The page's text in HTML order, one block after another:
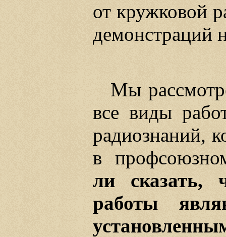
от кружковой
демонстраций
Мы
все виды
радиознаний,
в
ли
работы